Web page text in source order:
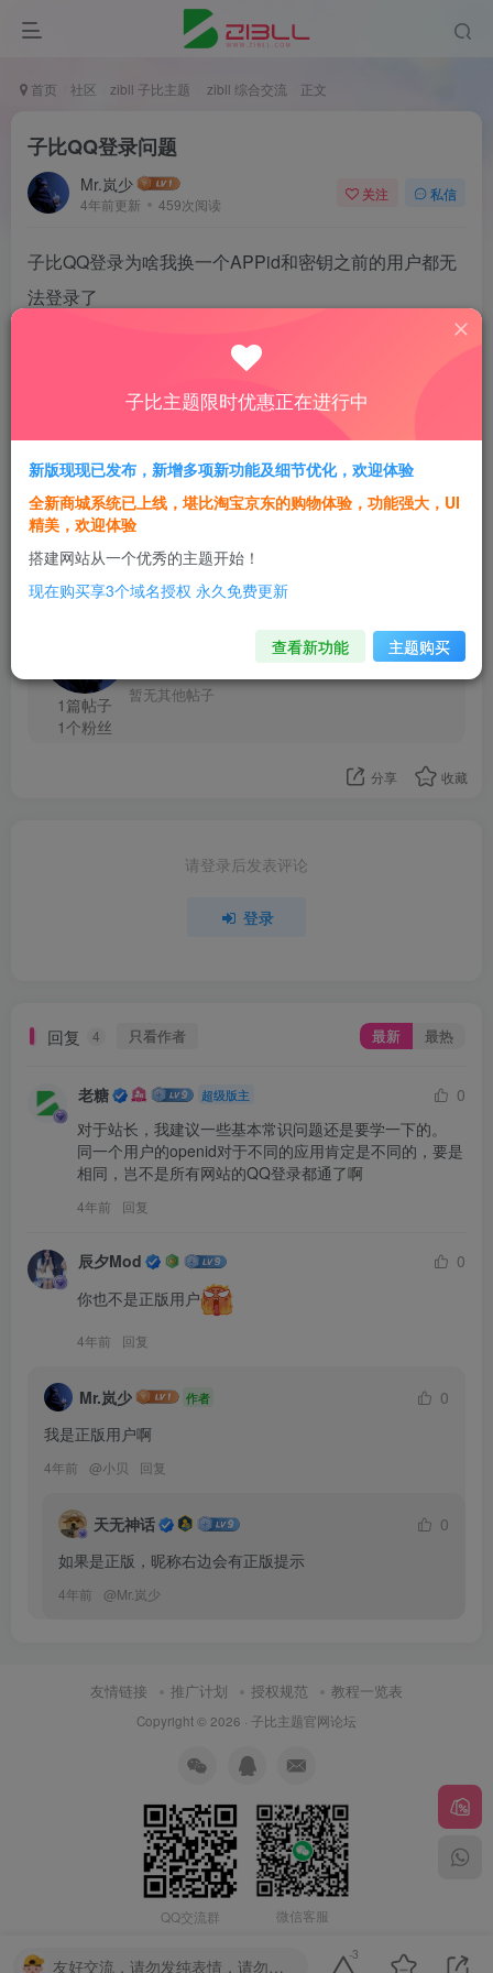
首页 社区 zibll 子比主题 zibll 综合交流 正文
子比QQ登录问题
Mr.岚少
4年前更新 459次阅读
关注 私信
子比QQ登录为啥我换一个APPid和密钥之前的用户都无
法登录了
会重新建一个账号，难道这个不是绑定qqopenid的吗
-3
1人已评分
1篇帖子
1个粉丝
这家伙很懒，什么都没有写...
暂无其他帖子
分享 收藏
请登录后发表评论
登录
回复 4 只看作者 最新 最热
老糖 超级版主
0
对于站长，我建议一些基本常识问题还是要学一下的。
同一个用户的openid对于不同的应用肯定是不同的，要是
相同，岂不是所有网站的QQ登录都通了啊
4年前 回复
辰夕Mod
0
你也不是正版用户
4年前 回复
Mr.岚少 作者
0
我是正版用户啊
4年前 @小贝 回复
天无神话
0
如果是正版，昵称右边会有正版提示
4年前 @Mr.岚少
友情链接 推广计划 授权规范 教程一览表
Copyright © 2026 · 子比主题官网论坛
QQ交流群 微信客服
友好交流，请勿发纯表情，请勿灌水，违者封号喔
-3
子比主题限时优惠正在进行中
新版现现已发布，新增多项新功能及细节优化，欢迎体验
全新商城系统已上线，堪比淘宝京东的购物体验，功能强大，UI
精美，欢迎体验
搭建网站从一个优秀的主题开始！
现在购买享3个域名授权 永久免费更新
查看新功能 主题购买